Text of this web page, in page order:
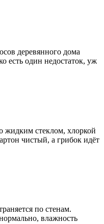
деревянного дома
есть один недостаток, уж
жидким стеклом, хлоркой
чистый, а грибок идёт
по стенам.
влажность